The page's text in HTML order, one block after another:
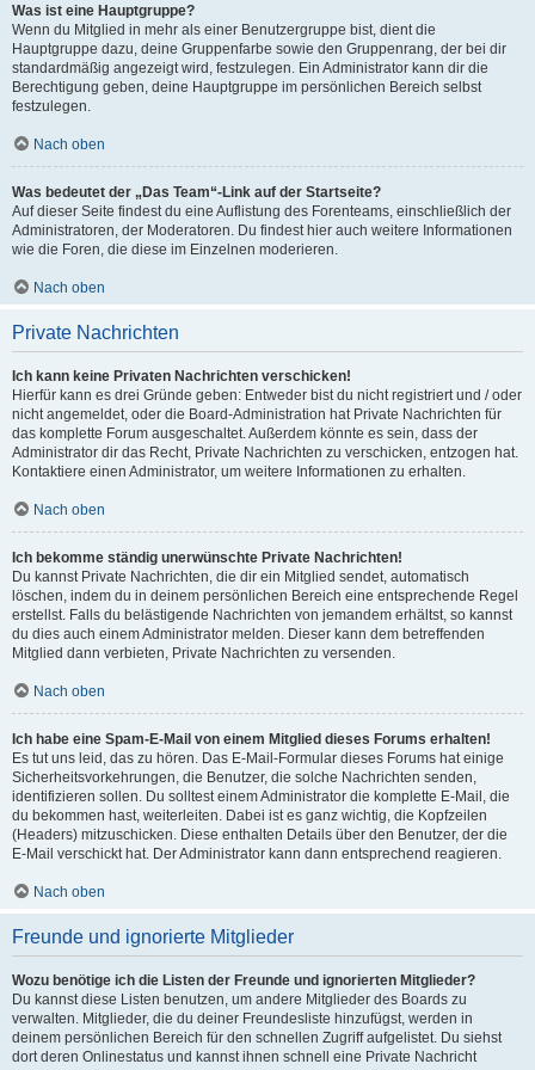
Was ist eine Hauptgruppe?
Wenn du Mitglied in mehr als einer Benutzergruppe bist, dient die
Hauptgruppe dazu, deine Gruppenfarbe sowie den Gruppenrang, der bei dir
standardmäßig angezeigt wird, festzulegen. Ein Administrator kann dir die
Berechtigung geben, deine Hauptgruppe im persönlichen Bereich selbst
festzulegen.
Nach oben
Was bedeutet der „Das Team“-Link auf der Startseite?
Auf dieser Seite findest du eine Auflistung des Forenteams, einschließlich der
Administratoren, der Moderatoren. Du findest hier auch weitere Informationen
wie die Foren, die diese im Einzelnen moderieren.
Nach oben
Private Nachrichten
Ich kann keine Privaten Nachrichten verschicken!
Hierfür kann es drei Gründe geben: Entweder bist du nicht registriert und / oder
nicht angemeldet, oder die Board-Administration hat Private Nachrichten für
das komplette Forum ausgeschaltet. Außerdem könnte es sein, dass der
Administrator dir das Recht, Private Nachrichten zu verschicken, entzogen hat.
Kontaktiere einen Administrator, um weitere Informationen zu erhalten.
Nach oben
Ich bekomme ständig unerwünschte Private Nachrichten!
Du kannst Private Nachrichten, die dir ein Mitglied sendet, automatisch
löschen, indem du in deinem persönlichen Bereich eine entsprechende Regel
erstellst. Falls du belästigende Nachrichten von jemandem erhältst, so kannst
du dies auch einem Administrator melden. Dieser kann dem betreffenden
Mitglied dann verbieten, Private Nachrichten zu versenden.
Nach oben
Ich habe eine Spam-E-Mail von einem Mitglied dieses Forums erhalten!
Es tut uns leid, das zu hören. Das E-Mail-Formular dieses Forums hat einige
Sicherheitsvorkehrungen, die Benutzer, die solche Nachrichten senden,
identifizieren sollen. Du solltest einem Administrator die komplette E-Mail, die
du bekommen hast, weiterleiten. Dabei ist es ganz wichtig, die Kopfzeilen
(Headers) mitzuschicken. Diese enthalten Details über den Benutzer, der die
E-Mail verschickt hat. Der Administrator kann dann entsprechend reagieren.
Nach oben
Freunde und ignorierte Mitglieder
Wozu benötige ich die Listen der Freunde und ignorierten Mitglieder?
Du kannst diese Listen benutzen, um andere Mitglieder des Boards zu
verwalten. Mitglieder, die du deiner Freundesliste hinzufügst, werden in
deinem persönlichen Bereich für den schnellen Zugriff aufgelistet. Du siehst
dort deren Onlinestatus und kannst ihnen schnell eine Private Nachricht